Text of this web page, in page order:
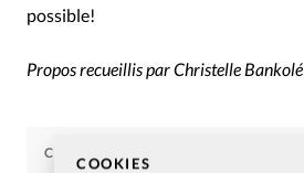
COOKIES
possible!
Propos recueillis par Christelle Bankolé
CHRISTIANISME AUJOURD'HUI